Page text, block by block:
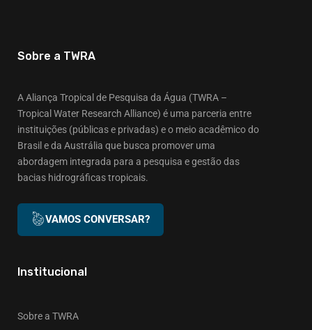
Sobre a TWRA
A Aliança Tropical de Pesquisa da Água (TWRA –
Tropical Water Research Alliance) é uma parceria entre
instituições (públicas e privadas) e o meio acadêmico do
Brasil e da Austrália que busca promover uma
abordagem integrada para a pesquisa e gestão das
bacias hidrográficas tropicais.
VAMOS CONVERSAR?
Institucional
Sobre a TWRA